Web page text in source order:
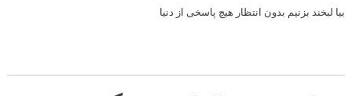
بیا لبخند بزنیم بدون انتظار هیچ پاسخی از دنیا